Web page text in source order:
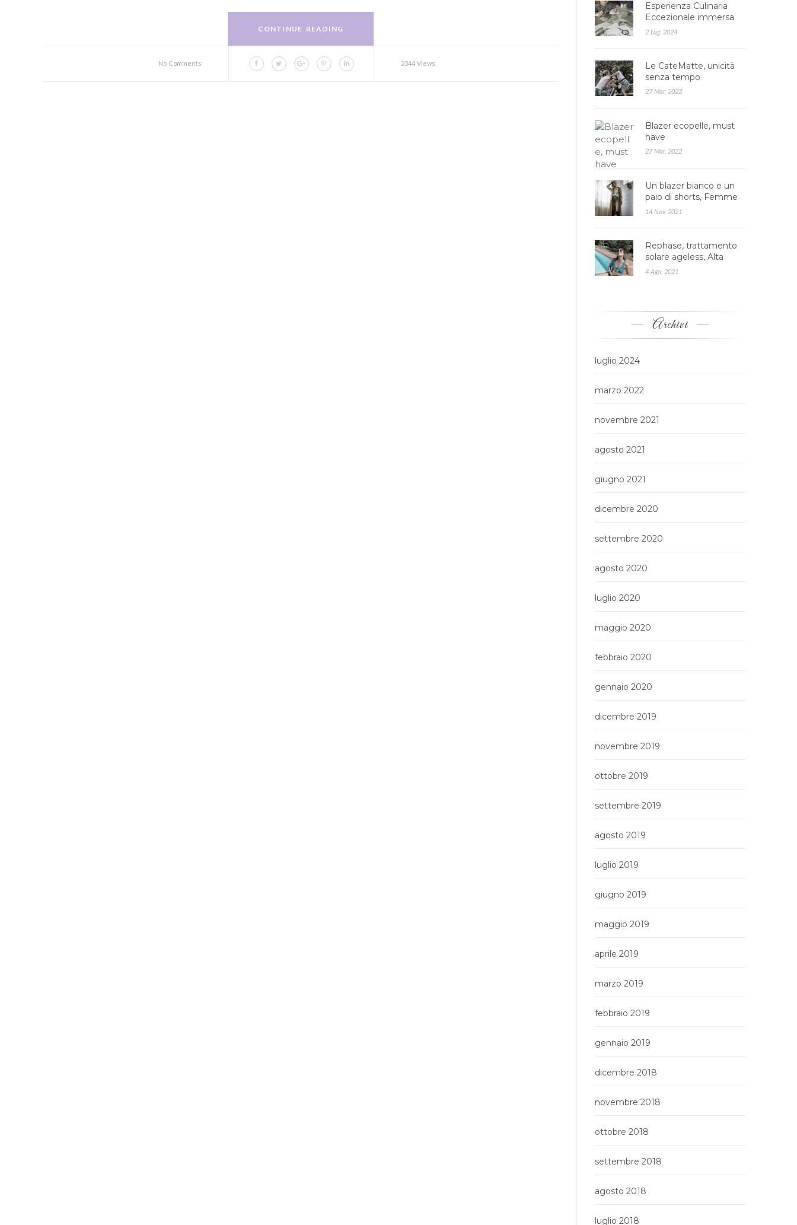
CONTINUE READING
No Comments 2344 Views
Esperienza Culinaria
Eccezionale immersa
nella Natura: Agrires…
2 Lug, 2024
Le CateMatte, unicità
senza tempo
27 Mar, 2022
Blazer ecopelle, must
have
27 Mar, 2022
Un blazer bianco e un
paio di shorts, Femme
Luxe
14 Nov, 2021
Rephase, trattamento
solare ageless, Alta
cosmesi
4 Ago, 2021
Archivi
luglio 2024
marzo 2022
novembre 2021
agosto 2021
giugno 2021
dicembre 2020
settembre 2020
agosto 2020
luglio 2020
maggio 2020
febbraio 2020
gennaio 2020
dicembre 2019
novembre 2019
ottobre 2019
settembre 2019
agosto 2019
luglio 2019
giugno 2019
maggio 2019
aprile 2019
marzo 2019
febbraio 2019
gennaio 2019
dicembre 2018
novembre 2018
ottobre 2018
settembre 2018
agosto 2018
luglio 2018